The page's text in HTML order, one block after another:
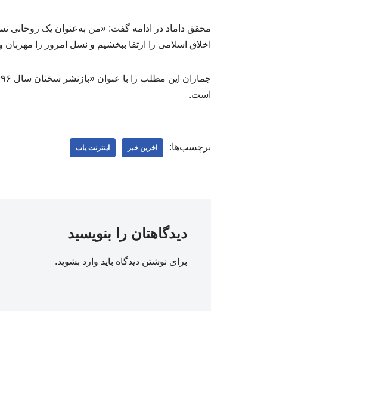
محقق داماد در ادامه گفت: «من به‌عنوان یک روحانی
اخلاق اسلامی را ارتقا ببخشیم و نسل امروز را
است.
برچسب‌ها: اخرین خبر اینترنت یاب
دیدگاهتان را بنویسید
برای نوشتن دیدگاه باید وارد بشوید.